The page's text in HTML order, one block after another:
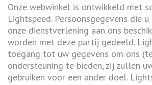
Onze webwinkel is ontwikkeld met
Lightspeed. Persoonsgegevens die
onze dienstverlening aan ons
worden met deze partij gedeeld.
toegang tot uw gegevens om ons
ondersteuning te bieden, zij zullen
gebruiken voor een ander doel.